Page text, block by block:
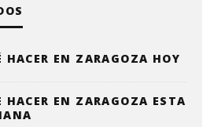
HACER EN ZARAGOZA HOY
HACER EN ZARAGOZA ESTA